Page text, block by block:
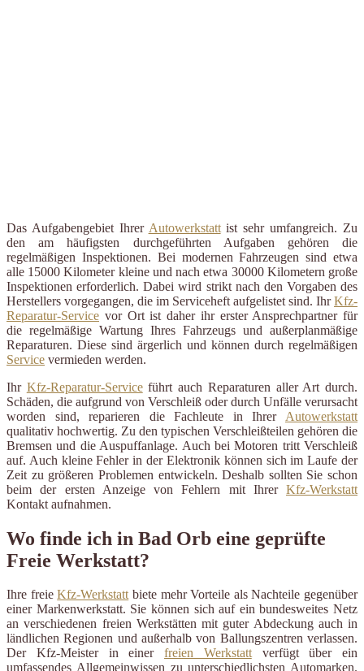
Das Aufgabengebiet Ihrer Autowerkstattist sehr umfangreich. Zu
den am häufigsten durchgeführten Aufgaben gehören die
regelmäßigen Inspektionen. Bei modernen Fahrzeugen sind etwa
alle 15000 Kilometer kleine und nach etwa 30000 Kilometern große
Inspektionen erforderlich. Dabei wird strikt nach den Vorgaben des
Herstellers vorgegangen, die im Serviceheft aufgelistet sind. IhrKfz-
Reparatur-Service vor Ort ist daher ihr erster Ansprechpartner für
die regelmäßige Wartung Ihres Fahrzeugs und außerplanmäßige
Reparaturen. Diese sind ärgerlich und können durch regelmäßigen
Service vermieden werden.
Ihr Kfz-Reparatur-Serviceführt auch Reparaturen aller Art durch.
Schäden, die aufgrund von Verschleiß oder durch Unfälle verursacht
worden sind, reparieren die Fachleute in Ihrer Autowerkstatt
qualitativ hochwertig. Zu den typischen Verschleißteilen gehören die
Bremsen und die Auspuffanlage. Auch bei Motoren tritt Verschleiß
auf. Auch kleine Fehler in der Elektronik können sich im Laufe der
Zeit zu größeren Problemen entwickeln. Deshalb sollten Sie schon
beim der ersten Anzeige von Fehlern mit Ihrer Kfz-Werkstatt
Kontakt aufnahmen.
Wo finde ich in Bad Orb eine geprüfte
Freie Werkstatt?
Ihre freieKfz-Werkstattbiete mehr Vorteile als Nachteile gegenüber
einer Markenwerkstatt. Sie können sich auf ein bundesweites Netz
an verschiedenen freien Werkstätten mit guter Abdeckung auch in
ländlichen Regionen und außerhalb von Ballungszentren verlassen.
Der Kfz-Meister in einer freien Werkstattverfügt über ein
umfassendes Allgemeinwissen zu unterschiedlichsten Automarken.